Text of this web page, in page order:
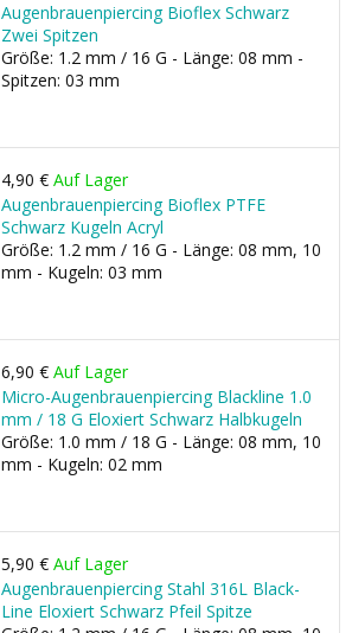
Augenbrauenpiercing Bioflex Schwarz
Zwei Spitzen
Größe: 1.2 mm / 16 G - Länge: 08 mm -
Spitzen: 03 mm
4,90 € Auf Lager
Augenbrauenpiercing Bioflex PTFE
Schwarz Kugeln Acryl
Größe: 1.2 mm / 16 G - Länge: 08 mm, 10
mm - Kugeln: 03 mm
6,90 € Auf Lager
Micro-Augenbrauenpiercing Blackline 1.0
mm / 18 G Eloxiert Schwarz Halbkugeln
Größe: 1.0 mm / 18 G - Länge: 08 mm, 10
mm - Kugeln: 02 mm
5,90 € Auf Lager
Augenbrauenpiercing Stahl 316L Black-
Line Eloxiert Schwarz Pfeil Spitze